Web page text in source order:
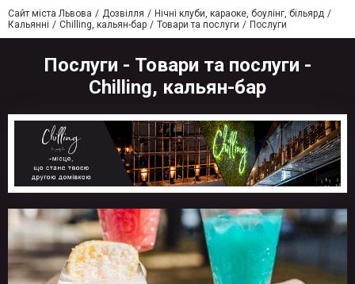
Сайт міста Львова Дозвілля
Нічні клуби, караоке, боулінг, більярд
Кальянні
Chilling, кальян-бар Товари та послуги Послуги
Послуги - Товари та послуги -
Chilling, кальян-бар